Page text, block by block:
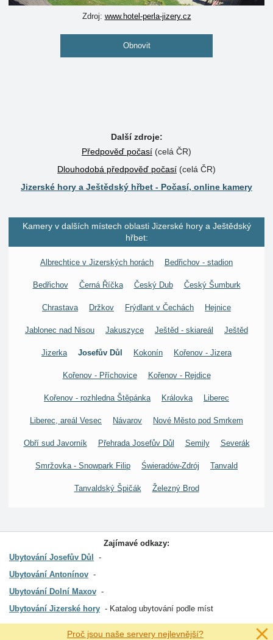
Zdroj: www.hotel-perla-jizery.cz
Obnovit
Další zdroje:
Předpověď počasí (celá ČR)
Dlouhodobá předpověď počasí (celá ČR)
Jizerské hory a Ještědský hřbet - Počasí, online kamery
Kamery v dalších místech oblasti Jizerské hory a Ještědský
hřbet:
Albrechtice v Jizerských horách Bedřichov - stadion
Bedřichov Černá Říčka Český Dub Český Šumburk
Chrastava Držkov Frýdlant v Čechách Hejnice
Jablonec nad Nisou Jakuszyce Ještěd - skiareál Ještěd
Jizerka Josefův Důl Kokonín Kořenov - Jizera
Kořenov - Příchovice Kořenov - Rejdice
Kořenov - rozhledna Štěpánka Královka Liberec
Liberec, areál Vesec Návarov Nové Město pod Smrkem
Obří sud Javorník Přehrada Josefův Důl Semily Severák
Smržovka - Snowpark Filip Świeradów-Zdrój Tanvald
Tanvaldský Špičák Železný Brod
Zajímavé odkazy:
Ubytování Josefův Důl
Ubytování Antonínov
Ubytování Dolní Maxov
Ubytování Jizerské hory
Katalog ubytování podle míst
Proč jsou naše servery nejlevnější?